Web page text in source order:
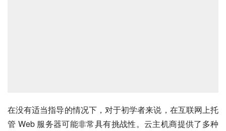
在没有适当指导的情况下，对于初学者来说，在互联网上托
管 Web 服务器可能非常具有挑战性。云主机商提供了多种